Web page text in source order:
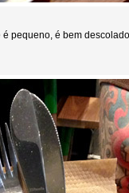
pequeno, é bem